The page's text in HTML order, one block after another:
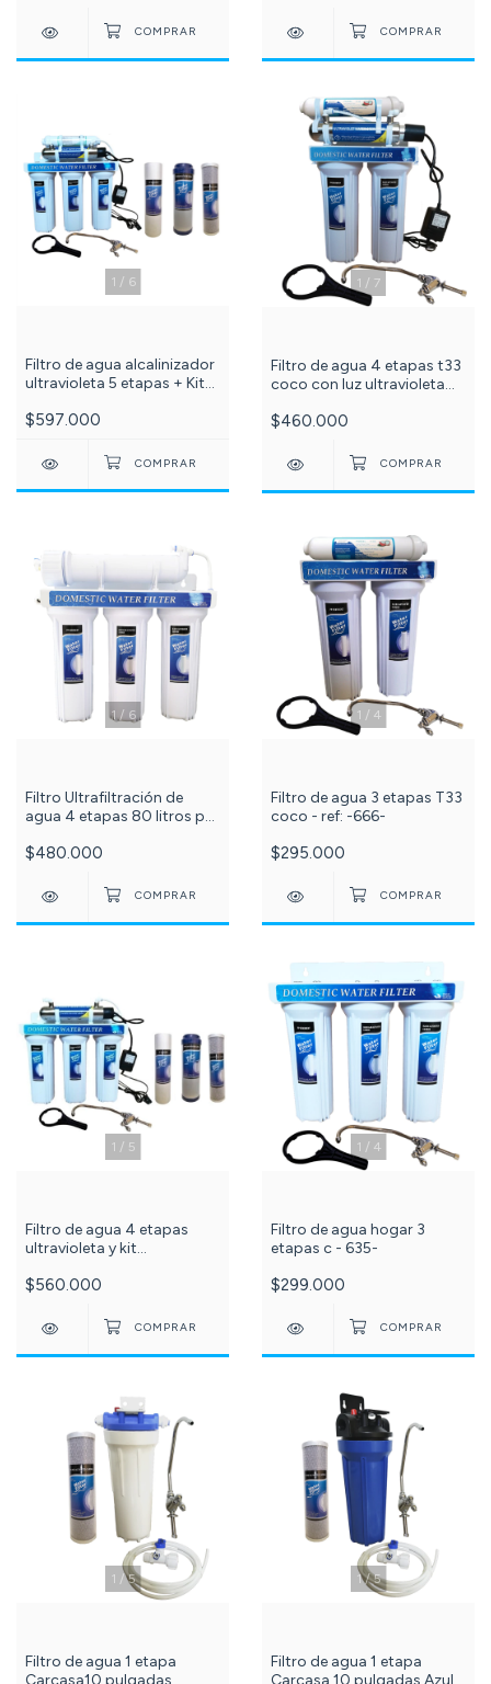
1 / 6
Filtro de agua alcalinizador
ultravioleta 5 etapas + Kit
pulgadas sedimentos,
-517-501-
$597.000
1 / 7
Filtro de agua 4 etapas t33
coco con luz ultravioleta
$460.000
1 / 6
Filtro Ultrafiltración de
agua 4 etapas 80 litros por
$480.000
1 / 4
Filtro de agua 3 etapas T33
coco - ref: -666-
$295.000
1 / 5
Filtro de agua 4 etapas
ultravioleta y kit
pulgadas c -119-501-
$560.000
1 / 4
Filtro de agua hogar 3
etapas c - 635-
$299.000
1 /5
Filtro de agua 1 etapa
Carcasa10 pulgadas
1/5
Filtro de agua 1 etapa
Carcasa 10 pulgadas Azul